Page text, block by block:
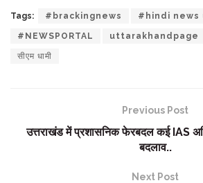
Tags: #brackingnews #hindi news
#NEWSPORTAL uttarakhandpage
सीएम धामी
Previous Post
उत्तराखंड में प्रशासनिक फेरबदल कई IAS
बदलाव..
Next Post